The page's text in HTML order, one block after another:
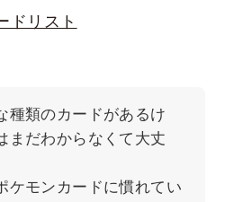
ドリスト
種類のカードがあるけ
まだわからなくて大丈
ケモンカードに慣れてい